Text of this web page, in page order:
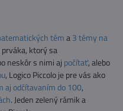
téma3 témy na
prváka, ktorý sa
neskôr s nimi aj počítať, alebo
, Logico Piccolo je pre vás ako
aj odčítavaním do 100,
. Jeden zelený rámik a